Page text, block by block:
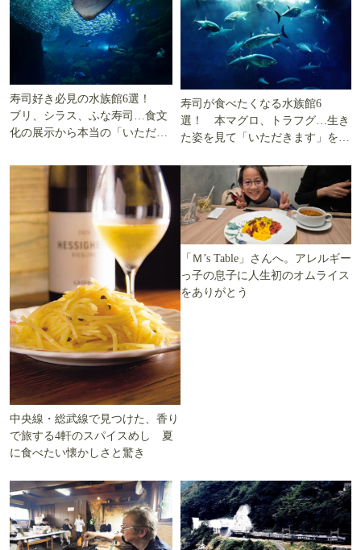
寿司好き必見の水族館6選！
ブリ、シラス、ふな寿司…食文
化の展示から本当の「いただき
寿司が食べたくなる水族館6
選！ 本マグロ、トラフグ…生き
た姿を見て「いただきます」を考
中央線・総武線で見つけた、香り
で旅する4軒のスパイスめし 夏
に食べたい懐かしさと驚き
「Ｍ’s Table」さんへ。アレルギー
っ子の息子に人生初のオムライス
をありがとう